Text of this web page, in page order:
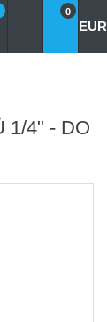
0
EUR
1/4" - DO